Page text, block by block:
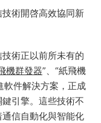
技術開啓高效協同新
術正以前所未有的
機群發器”、“紙飛機
軟件解決方案，正成
引擎。這些技術不
信自動化與智能化